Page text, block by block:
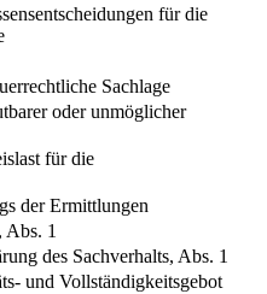
für die
Sachlage
oder unmöglicher
für die
der Ermittlungen
Abs. 1
des Sachverhalts, Abs. 1
und Vollständigkeitsgebot